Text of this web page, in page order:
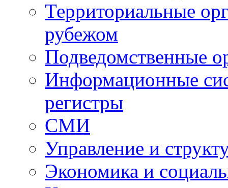
Территориальные
рубежом
Подведомственные
Информационные
регистры
СМИ
Управление и
Экономика и